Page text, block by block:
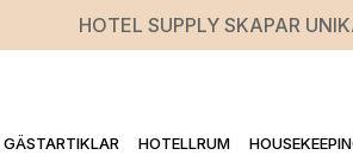
HOTEL SUPPLY SKAPAR
GÄSTARTIKLAR HOTELLRUM